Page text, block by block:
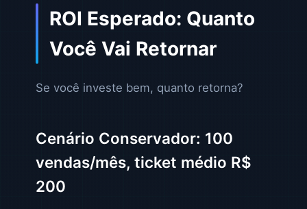
ROI Esperado: Quanto
Você Vai Retornar
Se você investe bem, quanto retorna?
Cenário Conservador: 100
vendas/mês, ticket médio R$
200